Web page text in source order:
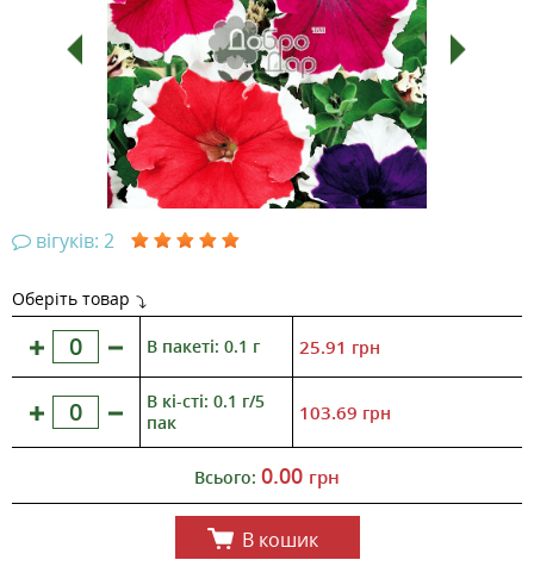
вігуків: 2
Оберіть товар
В пакеті: 0.1 г 25.91 грн
В кі-сті: 0.1 г/5
пак
103.69 грн
Всього: 0.00 грн
В кошик